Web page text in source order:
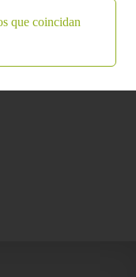
que coincidan